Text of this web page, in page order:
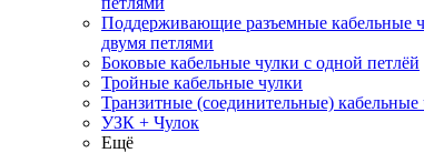
Поддерживающие разъемные кабельные
двумя петлями
Боковые кабельные чулки с одной петлёй
Тройные кабельные чулки
Транзитные (соединительные) кабельные
УЗК + Чулок
Ещё